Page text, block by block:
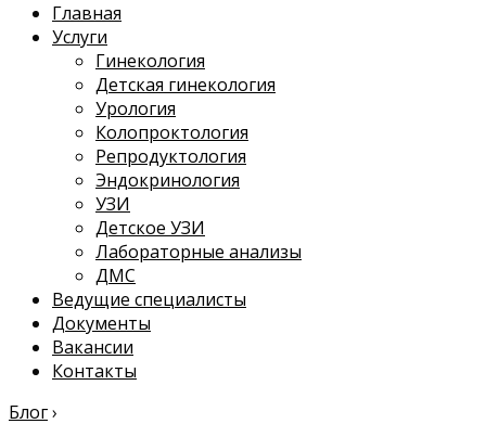
Главная
Услуги
Гинекология
Детская гинекология
Урология
Колопроктология
Репродуктология
Эндокринология
УЗИ
Детское УЗИ
Лабораторные анализы
ДМС
Ведущие специалисты
Документы
Вакансии
Контакты
Блог›